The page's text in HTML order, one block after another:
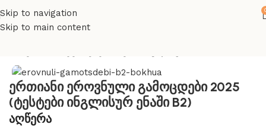
Skip to navigation
Skip to main content
ერთიანი ეროვნული გამოცდები 2025
(ტესტები ინგლისურ ენაში B2)
აღწერა